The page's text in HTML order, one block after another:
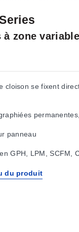
à zone
cloison se fixent
panneau
GPH, LPM, SCFM,
du produit